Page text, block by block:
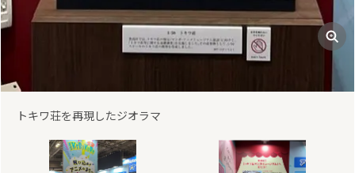
トキワ荘を再現したジオラマ